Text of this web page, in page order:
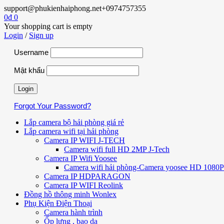
support@phukienhaiphong.net+0974757355
0₫ 0
Your shopping cart is empty
Login / Sign up
Username
Mật khẩu
Forgot Your Password?
Lắp camera bộ hải phòng giá rẻ
Lắp camera wifi tại hải phòng
Camera IP WIFI J-TECH
Camera wifi full HD 2MP J-Tech
Camera IP Wifi Yoosee
Camera wifi hải phòng-Camera yoosee HD
Camera IP HDPARAGON
Camera IP WIFI Reolink
Đồng hồ thông minh Wonlex
Phụ Kiện Điện Thoại
Camera hành trình
Ốp lưng , bao da